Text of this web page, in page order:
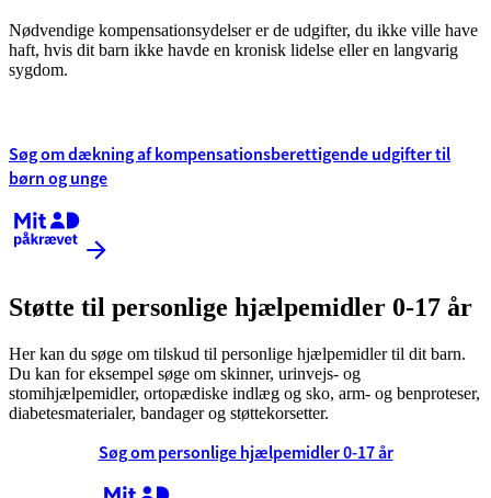
Nødvendige kompensationsydelser er de udgifter, du ikke ville have
haft, hvis dit barn ikke havde en kronisk lidelse eller en langvarig
sygdom.
Søg om dækning af kompensationsberettigende udgifter til
børn og unge
Kræver MitID
Støtte til personlige hjælpemidler 0-17 år
Her kan du søge om tilskud til personlige hjælpemidler til dit barn.
Du kan for eksempel søge om skinner, urinvejs- og
stomihjælpemidler, ortopædiske indlæg og sko, arm- og benproteser,
diabetesmaterialer, bandager og støttekorsetter.
Søg om personlige hjælpemidler 0-17 år